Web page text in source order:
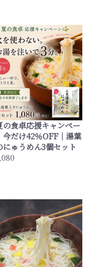
の食卓応援キャンペー
今だけ42％OFF｜湯葉
にゅうめん3個セット